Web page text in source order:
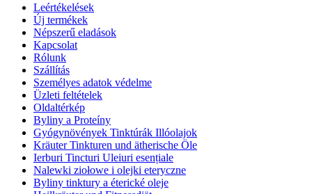
Leértékelések
Új termékek
Népszerű eladások
Kapcsolat
Rólunk
Szállítás
Személyes adatok védelme
Üzleti feltételek
Oldaltérkép
Byliny a Proteíny
Gyógynövények Tinktúrák Illóolajok
Kräuter Tinkturen und ätherische Öle
Ierburi Tincturi Uleiuri esențiale
Nalewki ziołowe i olejki eteryczne
Byliny tinktury a éterické oleje